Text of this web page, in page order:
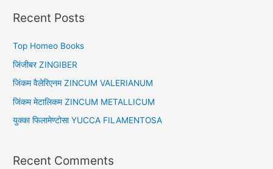
r
h
f
o
Recent Posts
Top Homeo Books
जिंजीबर ZINGIBER
जिंकम वैलेरिएनम ZINCUM VALERIANUM
जिंकम मेटालिकम ZINCUM METALLICUM
युक्का फिलामेण्टोसा YUCCA FILAMENTOSA
Recent Comments